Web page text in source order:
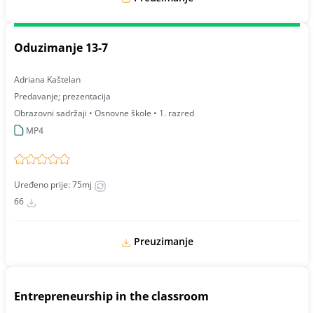
Oduzimanje 13-7
Adriana Kaštelan
Predavanje; prezentacija
Obrazovni sadržaji • Osnovne škole • 1. razred
MP4
Uređeno prije: 75mj
66
Preuzimanje
Entrepreneurship in the classroom